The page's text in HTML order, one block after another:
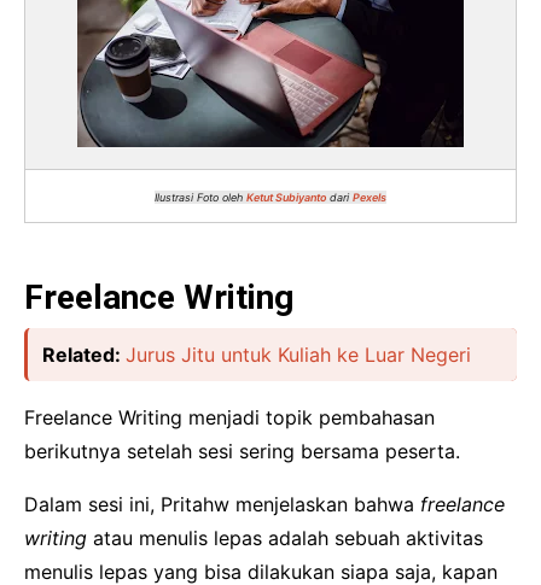
Ilustrasi Foto oleh Ketut Subiyanto dari Pexels
Freelance Writing
Related: Jurus Jitu untuk Kuliah ke Luar Negeri
Freelance Writing menjadi topik pembahasan
berikutnya setelah sesi sering bersama peserta.
Dalam sesi ini, Pritahw menjelaskan bahwa freelance
writing atau menulis lepas adalah sebuah aktivitas
menulis lepas yang bisa dilakukan siapa saja, kapan